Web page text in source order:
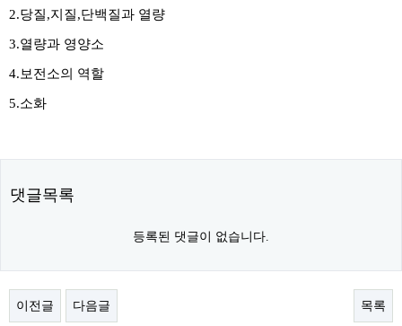
2.당질,지질,단백질과 열량
3.열량과 영양소
4.보전소의 역할
5.소화
댓글목록
등록된 댓글이 없습니다.
이전글 다음글 목록